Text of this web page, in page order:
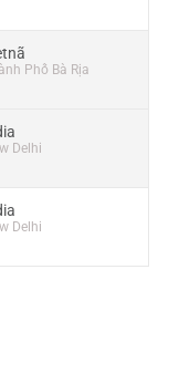
Phố Bà Rịa
Delhi
Delhi